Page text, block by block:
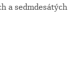
a sedmdesátých